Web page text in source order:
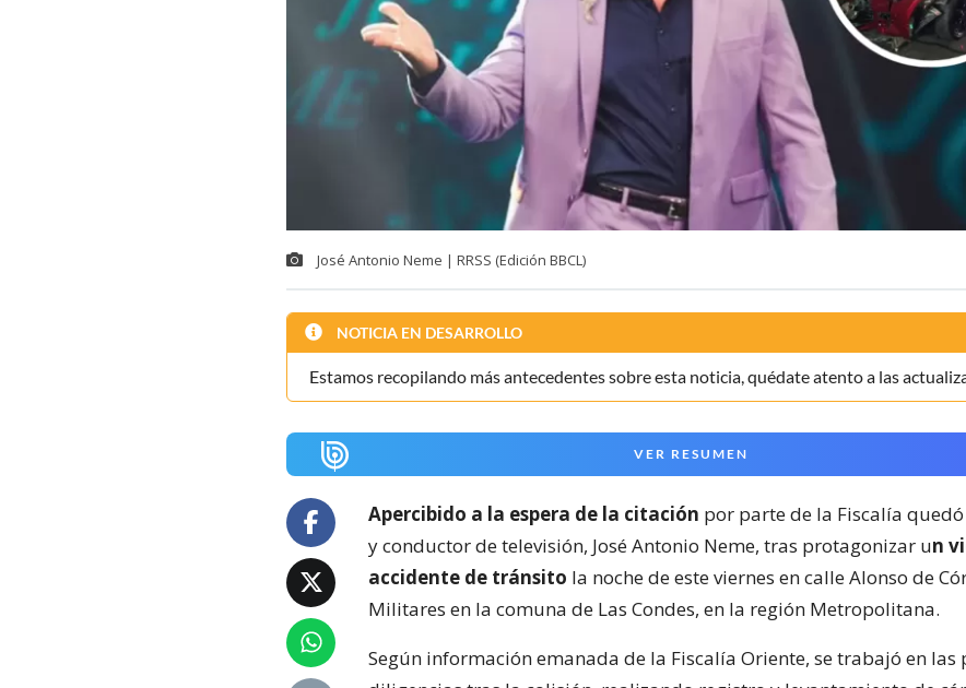
José Antonio Neme | RRSS (Edición BBCL)
NOTICIA EN DESARROLLO
Estamos recopilando más antecedentes sobre esta noticia, quédate atento a las
VER RESUMEN
Apercibido a la espera de la citación por parte de la Fiscalía
y conductor de televisión, José Antonio Neme, tras protagonizar un
accidente de tránsito la noche de este viernes en calle Alonso de
Militares en la comuna de Las Condes, en la región Metropolitana.
Según información emanada de la Fiscalía Oriente, se trabajó en las